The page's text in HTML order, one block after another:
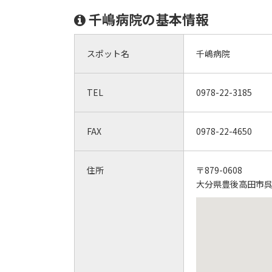
千嶋病院の基本情報
スポット名 千嶋病院
TEL 0978-22-3185
FAX 0978-22-4650
住所
〒879-0608
大分県豊後高田市